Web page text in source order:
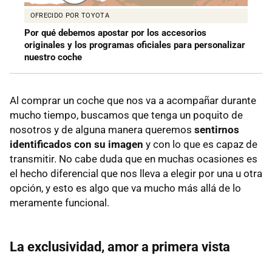
OFRECIDO POR TOYOTA
Por qué debemos apostar por los accesorios
originales y los programas oficiales para personalizar
nuestro coche
Al comprar un coche que nos va a acompañar durante
mucho tiempo, buscamos que tenga un poquito de
nosotros y de alguna manera queremos sentirnos
identificados con su imagen y con lo que es capaz de
transmitir. No cabe duda que en muchas ocasiones es
el hecho diferencial que nos lleva a elegir por una u otra
opción, y esto es algo que va mucho más allá de lo
meramente funcional.
La exclusividad, amor a primera vista